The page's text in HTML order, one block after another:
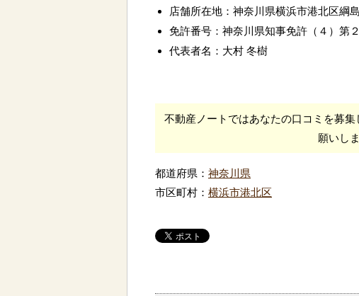
店舗所在地：神奈川県横浜市港北区綱
免許番号：神奈川県知事免許（４）第
代表者名：大村 冬樹
不動産ノートではあなたの口コミを募集
願いしま
都道府県： 神奈川県
市区町村： 横浜市港北区